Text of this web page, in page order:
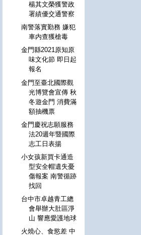
楊其文榮獲警政
署績優交通警察
南警落實勤務 嫌犯
車内查獲槍毒
金門縣2021原知原
味文化節 即日起
報名
金門至臺北國際觀
光博覽會宣傳 秋
冬遊金門 消費滿
額抽機票
金門慶祝志願服務
法20週年暨國際
志工日表揚
小女孩新買卡通造
型安全帽遺失憂
傷報案 南警循跡
找回
台中市卓越青工總
會舉辦大肚區淨
山 響應愛護地球
火燒心、食慾差 中